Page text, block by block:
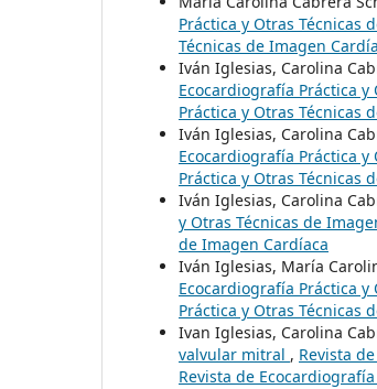
Práctica y Otras Técnicas
Técnicas de Imagen
Iván Iglesias, Carolina
Ecocardiografía Práctica y
Práctica y Otras Técnicas
Iván Iglesias, Carolina
Ecocardiografía Práctica y
Práctica y Otras Técnicas
Iván Iglesias, Carolina
y Otras Técnicas de
de Imagen Cardíaca
Iván Iglesias, María
Ecocardiografía Práctica y
Práctica y Otras Técnicas
Ivan Iglesias, Carolina
valvular mitral , Revista
Revista de